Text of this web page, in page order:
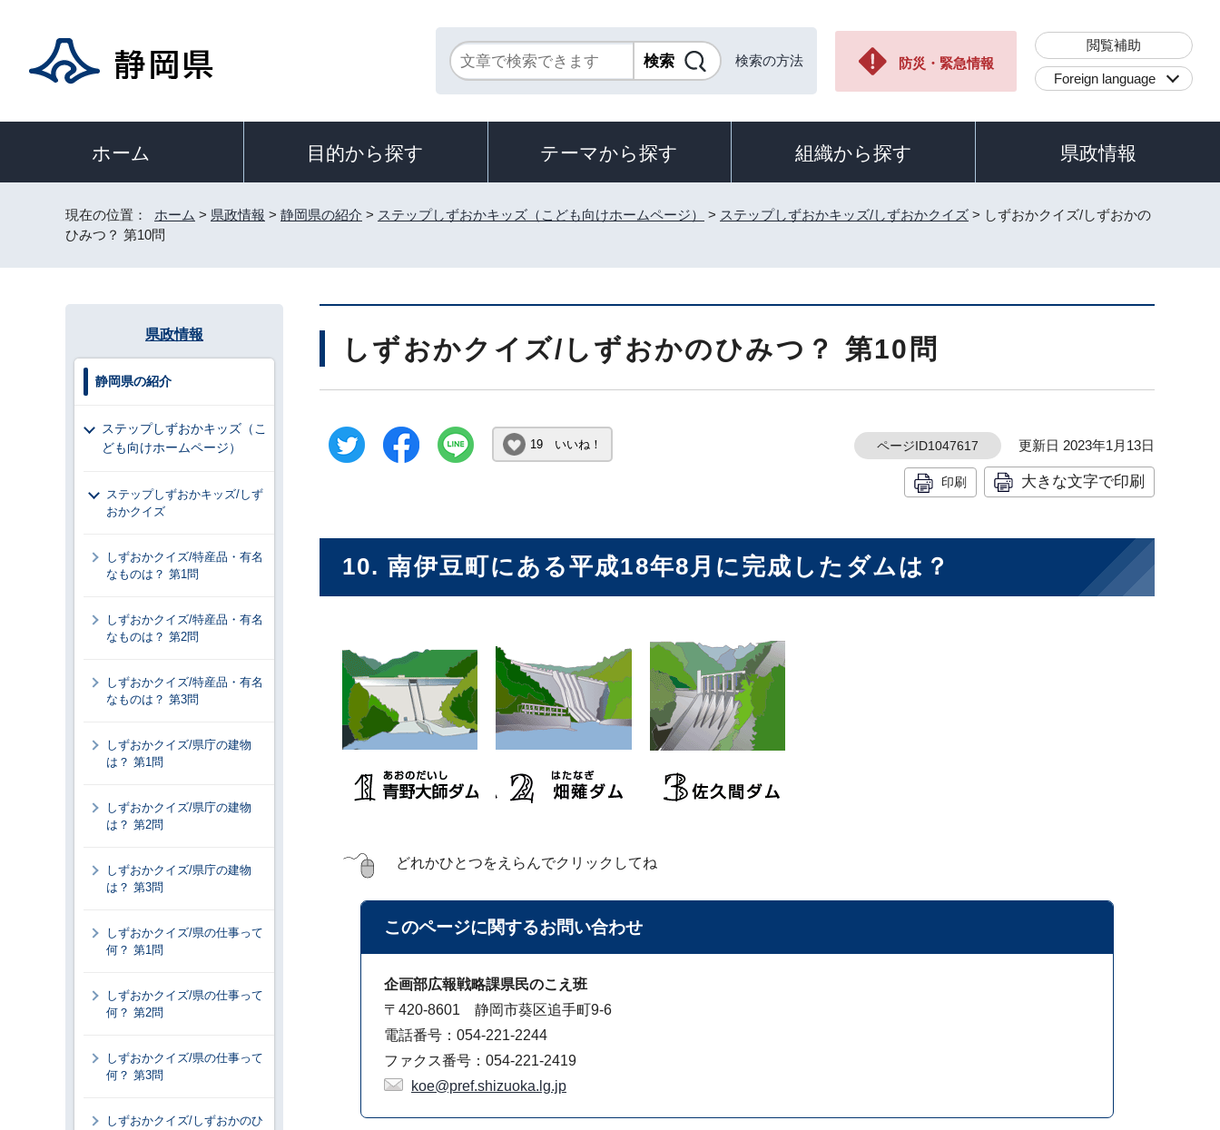
検索の方法 防災・緊急情報
閲覧補助
Foreign language
ホーム 目的から探す テーマから探す 組織から探す 県政情報
現在の位置： ホーム > 県政情報 > 静岡県の紹介 > ステップしずおかキッズ（こども向けホームページ） > ステップしずおかキッズ/しずおかクイズ > しずおかクイズ/しずおかの
ひみつ？ 第10問
しずおかクイズ/しずおかのひみつ？ 第10問
19 いいね！ ページID1047617 更新日 2023年1月13日
印刷 大きな文字で印刷
10. 南伊豆町にある平成18年8月に完成したダムは？
どれかひとつをえらんでクリックしてね
このページに関するお問い合わせ
企画部広報戦略課県民のこえ班
〒420-8601 静岡市葵区追手町9-6
電話番号：054-221-2244
ファクス番号：054-221-2419
koe@pref.shizuoka.lg.jp
県政情報
静岡県の紹介
ステップしずおかキッズ（こ
ども向けホームページ）
ステップしずおかキッズ/しず
おかクイズ
しずおかクイズ/特産品・有名
なものは？ 第1問
しずおかクイズ/特産品・有名
なものは？ 第2問
しずおかクイズ/特産品・有名
なものは？ 第3問
しずおかクイズ/県庁の建物
は？ 第1問
しずおかクイズ/県庁の建物
は？ 第2問
しずおかクイズ/県庁の建物
は？ 第3問
しずおかクイズ/県の仕事って
何？ 第1問
しずおかクイズ/県の仕事って
何？ 第2問
しずおかクイズ/県の仕事って
何？ 第3問
しずおかクイズ/しずおかのひ